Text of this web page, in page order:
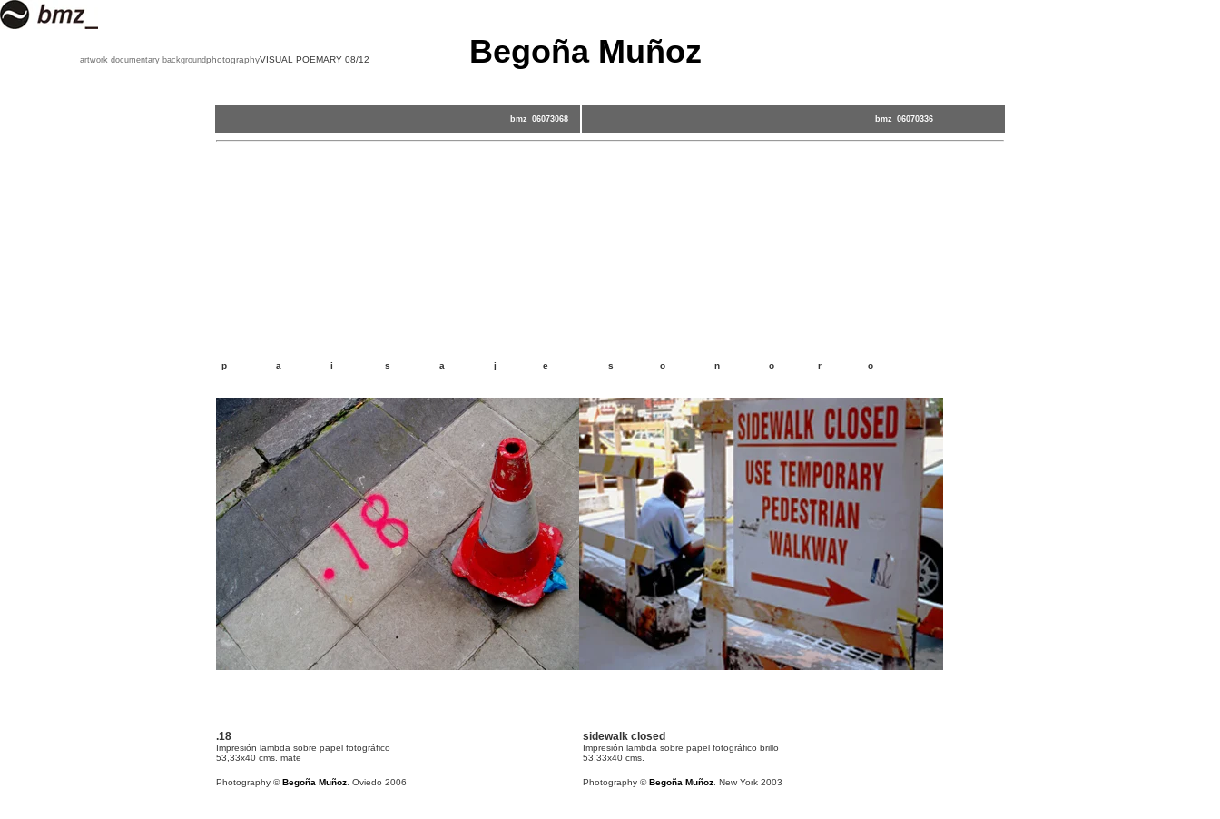
artwork documentary backgroundphotographyVISUAL POEMARY 08/12 Begoña Muñoz
bmz_06073068 bmz_06070336
p a i s a j e s o n o r o
.18
Impresión lambda sobre papel fotográfico
53,33x40 cms. mate
Photography ©Begoña Muñoz . Oviedo 2006
sidewalk closed
Impresión lambda sobre papel fotográfico brillo
53,33x40 cms.
Photography ©Begoña Muñoz . New York 2003